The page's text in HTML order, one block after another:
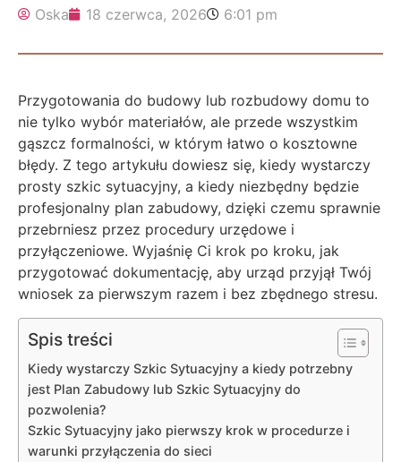
Oska 18 czerwca, 2026 6:01 pm
Przygotowania do budowy lub rozbudowy domu to
nie tylko wybór materiałów, ale przede wszystkim
gąszcz formalności, w którym łatwo o kosztowne
błędy. Z tego artykułu dowiesz się, kiedy wystarczy
prosty szkic sytuacyjny, a kiedy niezbędny będzie
profesjonalny plan zabudowy, dzięki czemu sprawnie
przebrniesz przez procedury urzędowe i
przyłączeniowe. Wyjaśnię Ci krok po kroku, jak
przygotować dokumentację, aby urząd przyjął Twój
wniosek za pierwszym razem i bez zbędnego stresu.
Spis treści
Kiedy wystarczy Szkic Sytuacyjny a kiedy potrzebny
jest Plan Zabudowy lub Szkic Sytuacyjny do
pozwolenia?
Szkic Sytuacyjny jako pierwszy krok w procedurze i
warunki przyłączenia do sieci